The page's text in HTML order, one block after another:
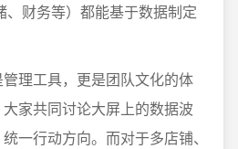
、财务等）都能基于数据制定
理工具，更是团队文化的体
家共同讨论大屏上的数据波
一行动方向。而对于多店铺、